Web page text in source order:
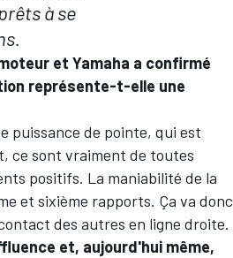
à se
et Yamaha a confirmé
représente-t-elle une
puissance de pointe, qui est
ce sont vraiment de toutes
positifs. La maniabilité de la
et sixième rapports. Ça va donc
des autres en ligne droite.
et, aujourd'hui même,